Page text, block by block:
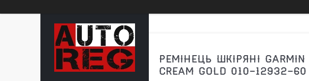
РЕМІНЕЦЬ ШКІРЯНІ GARMIN
CREAM GOLD 010-12932-60